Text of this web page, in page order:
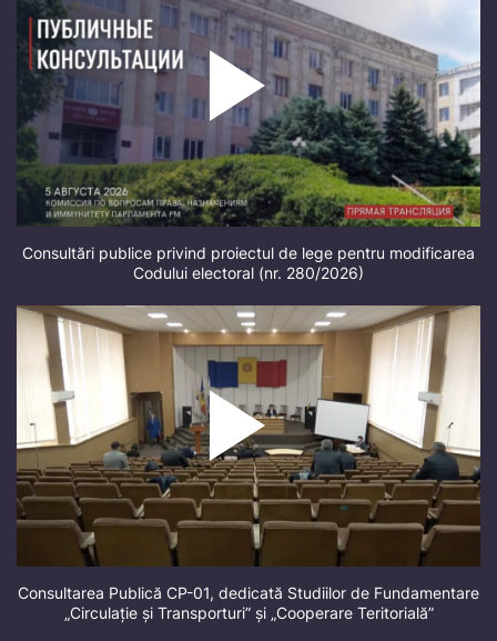
Consultări publice privind proiectul de lege pentru modificarea
Codului electoral (nr. 280/2026)
Consultarea Publică CP-01, dedicată Studiilor de Fundamentare
„Circulație și Transporturi” și „Cooperare Teritorială”